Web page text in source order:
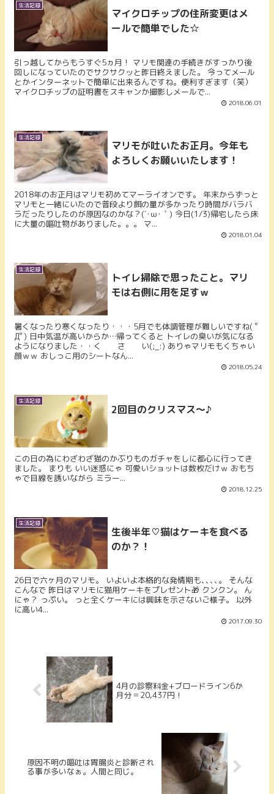
生活記録
マイクロチップの住所変更はメ
ールで簡単でした☆
引っ越してからもうすぐ5ヵ月！ マリモ関連の手続きがすっかり後
回しになっていたのでサクサクッと昨日終えました。 今ってメール
とかインターネットで簡単に出来るんですね。便利すぎます（笑）
マイクロチップの証明書をスキャンか撮影しメールで...
2018.06.01
生活記録
マリモが吐いたお正月。今年も
よろしくお願いいたします！
2018年のお正月はマリモ初めてマーライオンです。 年末からずっと
マリモと一緒にいたので普段より餌の量が多かったり時間がバラバ
ラだったりしたのが原因なのかな？(´･ω･｀) 今日(1/3)帰宅したら床
に大量の嘔吐物がありました。。。 マ...
2018.01.04
生活記録
トイレ掃除で思ったこと。マリ
モは右側に用を足すｗ
暑くなったり寒くなったり・・・5月でも体調管理が難しいですね( ﾟ
Дﾟ) 日中気温が高いからか…帰ってくると トイレの臭いが気になる
ようになりました・・く さ い(;_:) ありゃマリモもくちゃい
顔ｗｗ おしっこ用のシートなん...
2018.05.24
生活記録
2回目のクリスマス～♪
この日の為にわざわざ猫のかぶりものガチャをしに都心に行ってき
ました。 まりも いい迷惑にゃ 可愛いショットは数枚だけｗ おもち
ゃで目線を誘いながら ミラー...
2018.12.25
生活記録
生後半年♡猫はケーキを食べる
のか？！
26日で六ヶ月のマリモ。 いよいよ本格的な発情期も､､､､。 そんな
こんなで 昨日はマリモに猫用ケーキをプレゼント🎁 クンクン。 ん
にゃ？ っぷい。 っと全くケーキには興味を示さないご様子。 以外
に高い4...
2017.09.30
4月の診察料金+ブロードライン6か
月分＝20,437円！
原因不明の嘔吐は胃腸炎と診断され
る事が多いなぁ。人間と同じ。